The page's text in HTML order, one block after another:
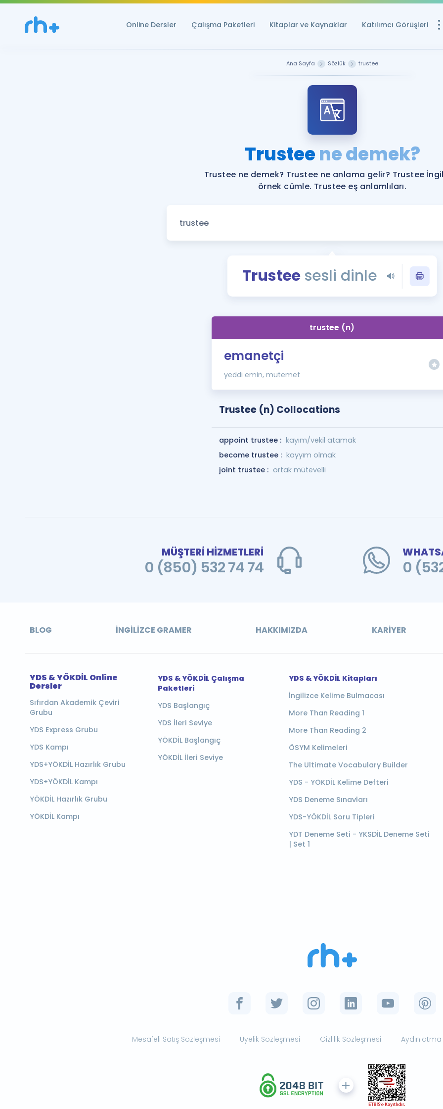
Online Dersler Çalışma Paketleri Kitaplar ve Kaynaklar Katılımcı Görüşleri
YDS ve YÖKDİL
Rehberlik Aracı
YDS ve YÖKDİL'e
Tüm ÖSYM
YDS - YÖKDİL
İngilizce Gramer
Ana Sayfa Sözlük trustee
Trusteene demek?
Trustee ne demek? Trustee ne anlama gelir? Trustee
örnek cümle. Trustee eş anlamlıları.
Trusteesesli dinle
trustee (n)
emanetçi
yeddi emin, mutemet
Trustee (n) Collocations
appoint trustee : kayım/vekil atamak
become trustee : kayyım olmak
joint trustee : ortak mütevelli
MÜŞTERİ HİZMETLERİ
0 (850) 532 74 74 0
BLOG İNGILIZCE GRAMER HAKKIMIZDA KARIYER
YDS & YÖKDİL Online
Dersler
Sıfırdan Akademik Çeviri
Grubu
YDS Express Grubu
YDS Kampı
YDS+YÖKDİL Hazırlık Grubu
YDS+YÖKDİL Kampı
YÖKDİL Hazırlık Grubu
YÖKDİL Kampı
YDS & YÖKDİL Çalışma
Paketleri
YDS Başlangıç
YDS İleri Seviye
YÖKDİL Başlangıç
YÖKDİL İleri Seviye
YDS & YÖKDİL Kitapları
İngilizce Kelime Bulmacası
More Than Reading 1
More Than Reading 2
ÖSYM Kelimeleri
The Ultimate Vocabulary Builder
YDS - YÖKDİL Kelime Defteri
YDS Deneme Sınavları
YDS-YÖKDİL Soru Tipleri
YDT Deneme Seti - YKSDİL Deneme Seti
| Set 1
Mesafeli Satış Sözleşmesi Üyelik Sözleşmesi Gizlilik Sözleşmesi